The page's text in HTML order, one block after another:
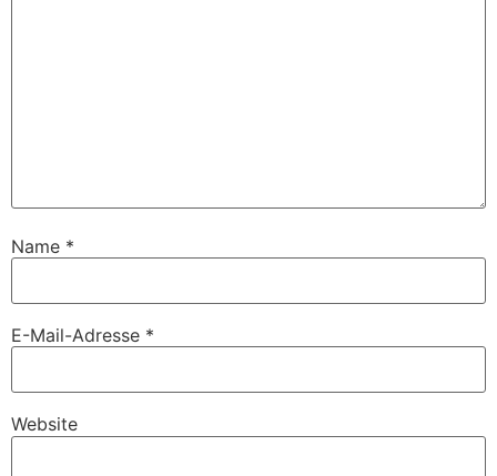
Name *
E-Mail-Adresse *
Website